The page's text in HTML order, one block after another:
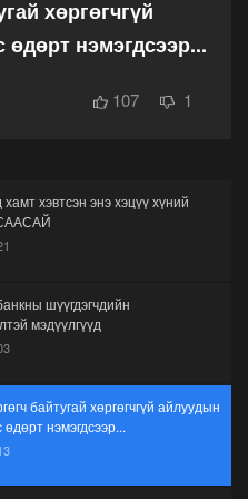
хөргөгчгүй
нэмэгдсээр...
107 1
хэвтсэн энэ хэцүү хүний
шүүгдэгчдийн
мэдүүлгүүд
байтугай хөргөгчгүй айлуудын
нэмэгдсээр...